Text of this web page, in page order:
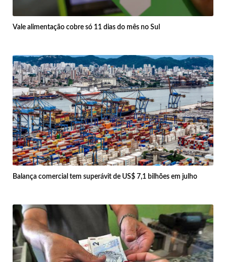
Vale alimentação cobre só 11 dias do mês no Sul
Balança comercial tem superávit de US$ 7,1 bilhões em julho